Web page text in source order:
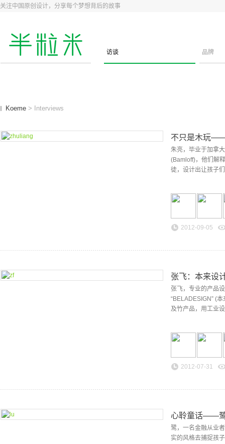
关注中国原创设计，分享每个梦想背后的故事
访谈 品牌
Koeme > Interviews
不只是木玩
朱亮，毕业于加拿
(Bamloff)，他们解
徒，设计出让孩子
2012-09-05
张飞：本来设
张飞，专业的产品
“BELADESIGN” (
及竹产品，用工业
2012-07-31
心聆童话——
鹭，一名金融从业
实的风格去捕捉孩